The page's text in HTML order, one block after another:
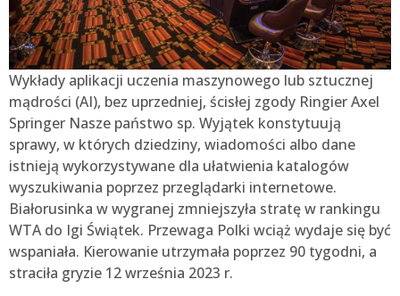
Wykłady aplikacji uczenia maszynowego lub sztucznej
mądrości (AI), bez uprzedniej, ścisłej zgody Ringier Axel
Springer Nasze państwo sp. Wyjątek konstytuują
sprawy, w których dziedziny, wiadomości albo dane
istnieją wykorzystywane dla ułatwienia katalogów
wyszukiwania poprzez przeglądarki internetowe.
Białorusinka w wygranej zmniejszyła stratę w rankingu
WTA do Igi Świątek. Przewaga Polki wciąż wydaje się być
wspaniała. Kierowanie utrzymała poprzez 90 tygodni, a
straciła gryzie 12 września 2023 r.